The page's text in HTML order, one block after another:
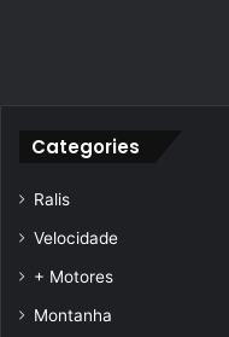
Categories
Ralis
Velocidade
+ Motores
Montanha